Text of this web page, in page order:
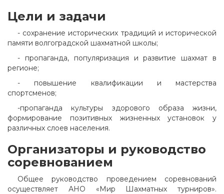
Цели и задачи
- сохранение исторических традиций и исторической
памяти волгоградской шахматной школы;
- пропаганда, популяризация и развитие шахмат в
регионе;
- повышение квалификации и мастерства
спортсменов;
-пропаганда культуры здорового образа жизни,
формирование позитивных жизненных установок у
различных слоев населения.
Организаторы и руководство
соревнованием
Общее руководство проведением соревнований
осуществляет АНО «Мир Шахматных турниров».